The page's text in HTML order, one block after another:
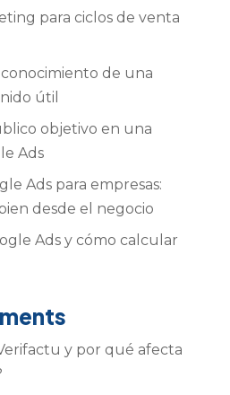
para ciclos de venta
de una
útil
objetivo en una
Ads
Ads para empresas:
desde el negocio
Ads y cómo calcular
y por qué afecta